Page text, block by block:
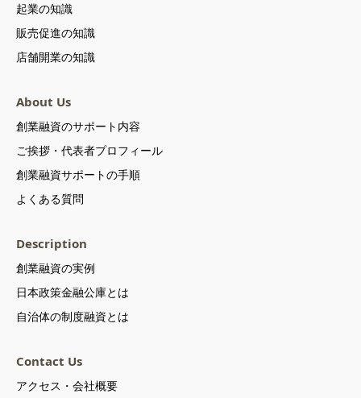
起業の知識
販売促進の知識
店舗開業の知識
About Us
創業融資のサポート内容
ご挨拶・代表者プロフィール
創業融資サポートの手順
よくある質問
Description
創業融資の実例
日本政策金融公庫とは
自治体の制度融資とは
Contact Us
アクセス・会社概要